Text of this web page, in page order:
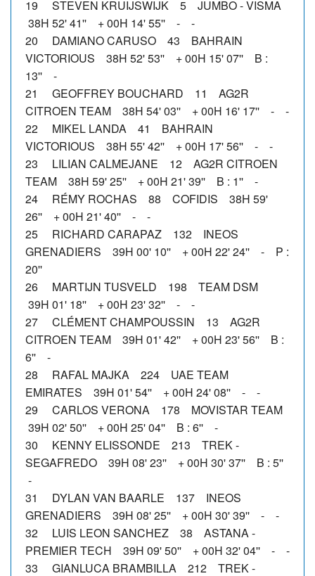
19 STEVEN KRUIJSWIJK 5 JUMBO - VISMA
38H 52' 41'' + 00H 14' 55'' - -
20 DAMIANO CARUSO 43 BAHRAIN
VICTORIOUS 38H 52' 53'' + 00H 15' 07'' B :
13'' -
21 GEOFFREY BOUCHARD 11 AG2R
CITROEN TEAM 38H 54' 03'' + 00H 16' 17'' - -
22 MIKEL LANDA 41 BAHRAIN
VICTORIOUS 38H 55' 42'' + 00H 17' 56'' - -
23 LILIAN CALMEJANE 12 AG2R CITROEN
TEAM 38H 59' 25'' + 00H 21' 39'' B : 1'' -
24 RÉMY ROCHAS 88 COFIDIS 38H 59'
26'' + 00H 21' 40'' - -
25 RICHARD CARAPAZ 132 INEOS
GRENADIERS 39H 00' 10'' + 00H 22' 24'' - P :
20''
26 MARTIJN TUSVELD 198 TEAM DSM
39H 01' 18'' + 00H 23' 32'' - -
27 CLÉMENT CHAMPOUSSIN 13 AG2R
CITROEN TEAM 39H 01' 42'' + 00H 23' 56'' B :
6'' -
28 RAFAL MAJKA 224 UAE TEAM
EMIRATES 39H 01' 54'' + 00H 24' 08'' - -
29 CARLOS VERONA 178 MOVISTAR TEAM
39H 02' 50'' + 00H 25' 04'' B : 6'' -
30 KENNY ELISSONDE 213 TREK -
SEGAFREDO 39H 08' 23'' + 00H 30' 37'' B : 5''
-
31 DYLAN VAN BAARLE 137 INEOS
GRENADIERS 39H 08' 25'' + 00H 30' 39'' - -
32 LUIS LEON SANCHEZ 38 ASTANA -
PREMIER TECH 39H 09' 50'' + 00H 32' 04'' - -
33 GIANLUCA BRAMBILLA 212 TREK -